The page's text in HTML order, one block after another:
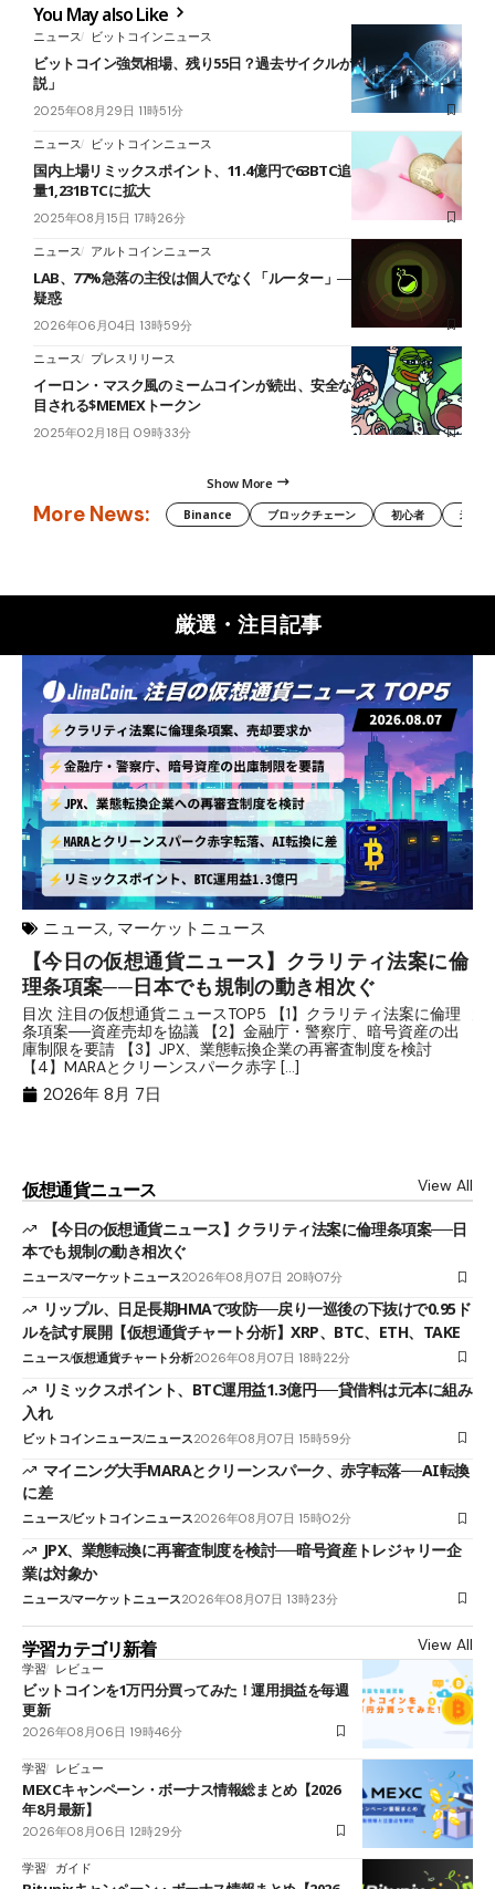
You May also Like
ニュース ビットコインニュース
ビットコイン強気相場、残り55日？過去サイクルが示す「10月終了
説」
2025年08月29日 11時51分
ニュース ビットコインニュース
国内上場リミックスポイント、11.4億円で63BTC追加購入──総保有
量1,231BTCに拡大
2025年08月15日 17時26分
ニュース アルトコインニュース
LAB、77%急落の主役は個人でなく「ルーター」──不透明な売却に
疑惑
2026年06月04日 13時59分
ニュース プレスリリース
イーロン・マスク風のミームコインが続出、安全な投資先として注
目される$MEMEXトークン
2025年02月18日 09時33分
Show More
More News: Binance ブロックチェーン 初心者 米国
厳選・注目記事
ニュース, マーケットニュース
【今日の仮想通貨ニュース】クラリティ法案に倫
理条項案──日本でも規制の動き相次ぐ
目次 注目の仮想通貨ニュースTOP5 【1】クラリティ法案に倫理
条項案──資産売却を協議 【2】金融庁・警察庁、暗号資産の出
庫制限を要請 【3】JPX、業態転換企業の再審査制度を検討
【4】MARAとクリーンスパーク赤字 […]
2026年 8月 7日
仮想通貨ニュース View All
【今日の仮想通貨ニュース】クラリティ法案に倫理条項案──日
本でも規制の動き相次ぐ
ニュースマーケットニュース2026年08月07日 20時07分
リップル、日足長期HMAで攻防──戻り一巡後の下抜けで0.95ド
ルを試す展開【仮想通貨チャート分析】XRP、BTC、ETH、TAKE
ニュース仮想通貨チャート分析2026年08月07日 18時22分
リミックスポイント、BTC運用益1.3億円──貸借料は元本に組み
入れ
ビットコインニュースニュース2026年08月07日 15時59分
マイニング大手MARAとクリーンスパーク、赤字転落──AI転換
に差
ニュースビットコインニュース2026年08月07日 15時02分
JPX、業態転換に再審査制度を検討──暗号資産トレジャリー企
業は対象か
ニュースマーケットニュース2026年08月07日 13時23分
学習カテゴリ新着 View All
学習 レビュー
ビットコインを1万円分買ってみた！運用損益を毎週
更新
2026年08月06日 19時46分
学習 レビュー
MEXCキャンペーン・ボーナス情報総まとめ【2026
年8月最新】
2026年08月06日 12時29分
学習 ガイド